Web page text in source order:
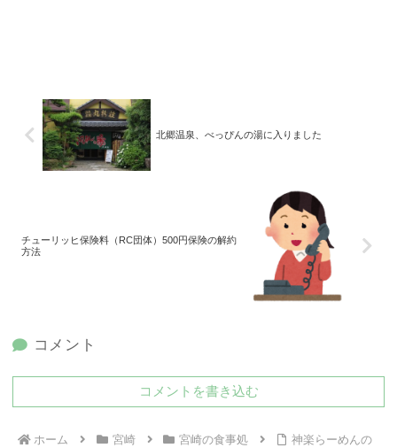
北郷温泉、べっぴんの湯に入りました
チューリッヒ保険料（RC団体）500円保険の解約
方法
コメント
コメントを書き込む
ホーム 宮崎 宮崎の食事処
神楽らーめんの